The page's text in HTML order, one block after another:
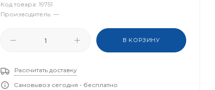
Код товара: 19751
Производитель: —
В КОРЗИНУ
Рассчитать доставку
Самовывоз сегодня - бесплатно